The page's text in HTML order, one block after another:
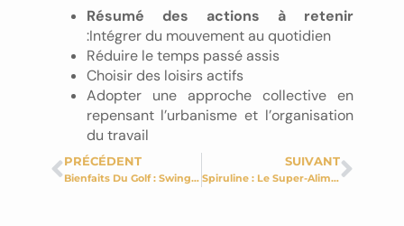
Résumé des actions à retenir
:Intégrer du mouvement au quotidien
Réduire le temps passé assis
Choisir des loisirs actifs
Adopter une approche collective en
repensant l’urbanisme et l’organisation
du travail
PRÉCÉDENT
Bienfaits Du Golf : Swing, Technique Et Nature Au Service De Votre Bien-Être
SUIVANT
Spiruline : Le Super-Aliment Naturel Aux Bienfaits Étonnants